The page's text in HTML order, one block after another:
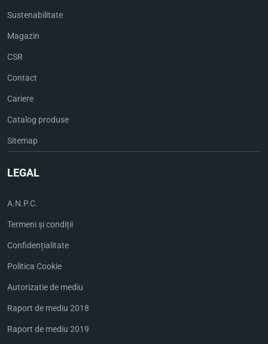
Sustenabilitate
Magazin
CSR
Contact
Cariere
Catalog produse
Sitemap
LEGAL
A.N.P.C.
Termeni și condiții
Confidențialitate
Politica Cookie
Autorizatie de mediu
Raport de mediu 2018
Raport de mediu 2019